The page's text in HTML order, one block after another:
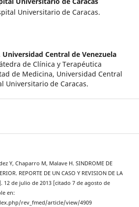
Universitario de Caracas.
Universidad Central de Venezuela
de Clínica y Terapéutica
de Medicina, Universidad Central
Universitario de Caracas.
Y, Chaparro M, Malave H. SINDROME DE
REPORTE DE UN CASO Y REVISION DE LA
12 de julio de 2013 [citado 7 de agosto de
en:
rev_fmed/article/view/4909